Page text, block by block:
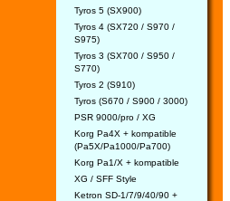
Tyros 5 (SX900)
Tyros 4 (SX720 / S970 /
S975)
Tyros 3 (SX700 / S950 /
S770)
Tyros 2 (S910)
Tyros (S670 / S900 / 3000)
PSR 9000/pro / XG
Korg Pa4X + kompatible
(Pa5X/Pa1000/Pa700)
Korg Pa1/X + kompatible
XG / SFF Style
Ketron SD-1/7/9/40/90 +